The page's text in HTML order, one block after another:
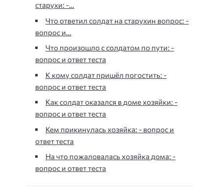
старухи: -…
Что ответил солдат на старухин вопрос: -
вопрос и…
Что произошло с солдатом по пути: -
вопрос и ответ теста
К кому солдат пришёл погостить: -
вопрос и ответ теста
Как солдат оказался в доме хозяйки: -
вопрос и ответ теста
Кем прикинулась хозяйка: - вопрос и
ответ теста
На что пожаловалась хозяйка дома: -
вопрос и ответ теста